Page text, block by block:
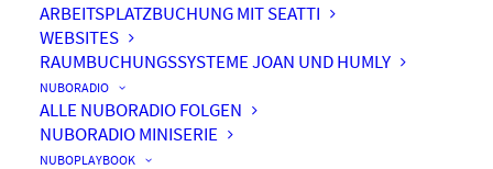
ARBEITSPLATZBUCHUNG MIT SEATTI
WEBSITES
RAUMBUCHUNGSSYSTEME JOAN UND HUMLY
NUBORADIO
ALLE NUBORADIO FOLGEN
NUBORADIO MINISERIE
NUBOPLAYBOOK